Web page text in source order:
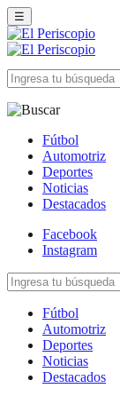
☰
Fútbol
Automotriz
Deportes
Noticias
Destacados
Facebook
Instagram
Fútbol
Automotriz
Deportes
Noticias
Destacados